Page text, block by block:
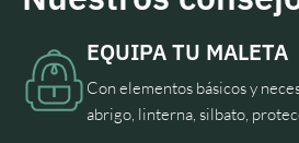
EQUIPA TU MALETA
Con elementos básicos y
abrigo, linterna, silbato,